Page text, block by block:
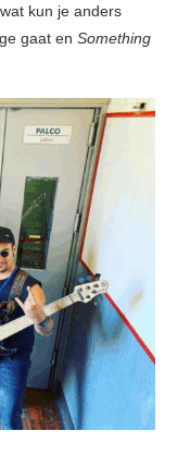
kun je anders
gaat en Something